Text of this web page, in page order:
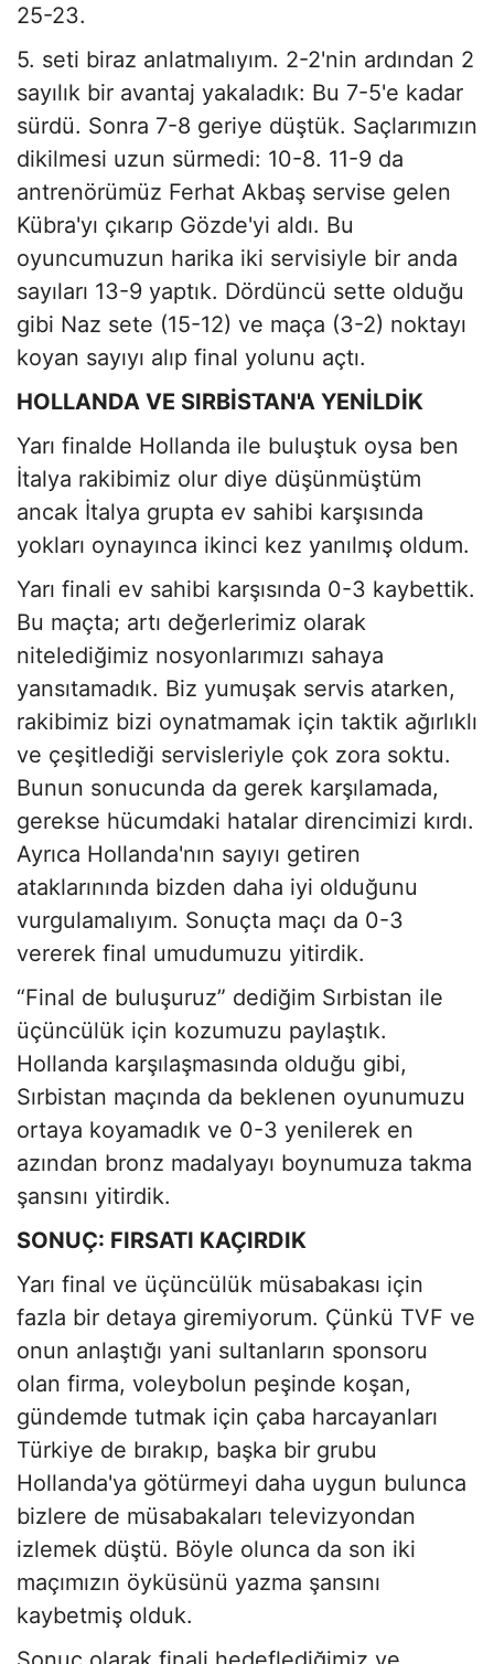
25-23.
5. seti biraz anlatmalıyım. 2-2'nin ardından 2
sayılık bir avantaj yakaladık: Bu 7-5'e kadar
sürdü. Sonra 7-8 geriye düştük. Saçlarımızın
dikilmesi uzun sürmedi: 10-8. 11-9 da
antrenörümüz Ferhat Akbaş servise gelen
Kübra'yı çıkarıp Gözde'yi aldı. Bu
oyuncumuzun harika iki servisiyle bir anda
sayıları 13-9 yaptık. Dördüncü sette olduğu
gibi Naz sete (15-12) ve maça (3-2) noktayı
koyan sayıyı alıp final yolunu açtı.
HOLLANDA VE SIRBİSTAN'A YENİLDİK
Yarı finalde Hollanda ile buluştuk oysa ben
İtalya rakibimiz olur diye düşünmüştüm
ancak İtalya grupta ev sahibi karşısında
yokları oynayınca ikinci kez yanılmış oldum.
Yarı finali ev sahibi karşısında 0-3 kaybettik.
Bu maçta; artı değerlerimiz olarak
nitelediğimiz nosyonlarımızı sahaya
yansıtamadık. Biz yumuşak servis atarken,
rakibimiz bizi oynatmamak için taktik ağırlıklı
ve çeşitlediği servisleriyle çok zora soktu.
Bunun sonucunda da gerek karşılamada,
gerekse hücumdaki hatalar direncimizi kırdı.
Ayrıca Hollanda'nın sayıyı getiren
ataklarınında bizden daha iyi olduğunu
vurgulamalıyım. Sonuçta maçı da 0-3
vererek final umudumuzu yitirdik.
“Final de buluşuruz” dediğim Sırbistan ile
üçüncülük için kozumuzu paylaştık.
Hollanda karşılaşmasında olduğu gibi,
Sırbistan maçında da beklenen oyunumuzu
ortaya koyamadık ve 0-3 yenilerek en
azından bronz madalyayı boynumuza takma
şansını yitirdik.
SONUÇ: FIRSATI KAÇIRDIK
Yarı final ve üçüncülük müsabakası için
fazla bir detaya giremiyorum. Çünkü TVF ve
onun anlaştığı yani sultanların sponsoru
olan firma, voleybolun peşinde koşan,
gündemde tutmak için çaba harcayanları
Türkiye de bırakıp, başka bir grubu
Hollanda'ya götürmeyi daha uygun bulunca
bizlere de müsabakaları televizyondan
izlemek düştü. Böyle olunca da son iki
maçımızın öyküsünü yazma şansını
kaybetmiş olduk.